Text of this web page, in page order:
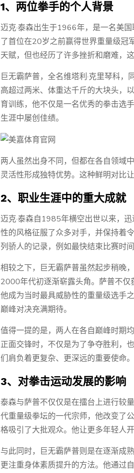
1、两位拳手的个人背景
迈克·泰森出生于1966年，是一名美
了首位在20岁之前赢得世界重量级冠
天赋，但也经历了许多挫折和磨难，
巨无霸萨普，全名维塔利·克里琴科
高超过两米、体重达千斤的大块头，
育训练，他不仅是一名优秀的拳击选
生涯中屡创佳绩。
两人虽然出身不同，但都在各自领域
灵活性形成独特优势。这种鲜明对比
2、职业生涯中的重大成就
迈克·泰森自1985年横空出世以来，
性的风格征服了众多对手，并保持着
列骄人的记录，例如最快结束比赛时
相较之下，巨无霸萨普虽然起步稍晚
2000年代初逐渐崭露头角。萨普不
他成为当时最具威胁性的重量级选手
巅峰对决充满期待。
值得一提的是，两人在各自巅峰时期
正面交锋时，不仅是为了争夺胜利，
们肩负着更复杂、更深远的重要使命。
3、对拳击运动发展的影响
泰森与萨普不仅仅是在擂台上进行较
代重量级拳坛的一代宗师，他改变了
格吸引了大批观众。他让更多年轻人
与此同时，巨无霸萨普则是在逐渐成
更注重身体素质提升的方法。他通过